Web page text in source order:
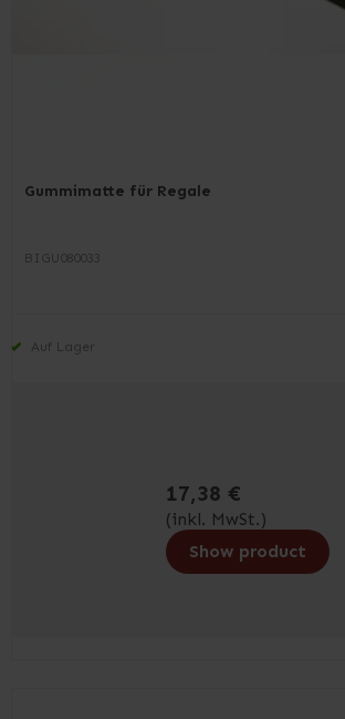
Gummimatte für Regale
BIGU080033
Auf Lager
17,38 €
(inkl. MwSt.)
Show product